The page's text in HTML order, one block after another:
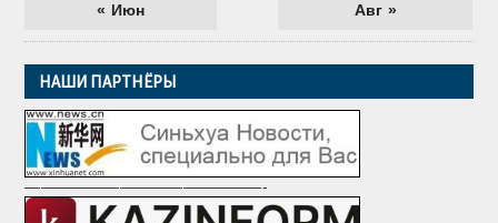
« Июн Авг »
НАШИ ПАРТНЁРЫ
———————————————-